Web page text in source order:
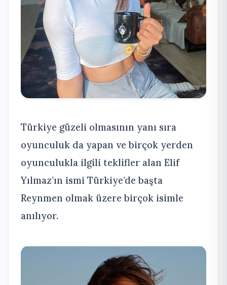
Türkiye güzeli olmasının yanı sıra
oyunculuk da yapan ve birçok yerden
oyunculukla ilgili teklifler alan Elif
Yılmaz’ın ismi Türkiye’de başta
Reynmen olmak üzere birçok isimle
anılıyor.